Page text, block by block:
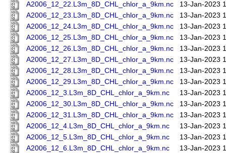
A2006_12_22.L3m_8D_CHL_chlor_a_9km.nc
13-Jan-2023
A2006_12_23.L3m_8D_CHL_chlor_a_9km.nc
13-Jan-2023
A2006_12_24.L3m_8D_CHL_chlor_a_9km.nc
13-Jan-2023
A2006_12_25.L3m_8D_CHL_chlor_a_9km.nc
13-Jan-2023
A2006_12_26.L3m_8D_CHL_chlor_a_9km.nc
13-Jan-2023
A2006_12_27.L3m_8D_CHL_chlor_a_9km.nc
13-Jan-2023
A2006_12_28.L3m_8D_CHL_chlor_a_9km.nc
13-Jan-2023
A2006_12_29.L3m_8D_CHL_chlor_a_9km.nc
13-Jan-2023
A2006_12_3.L3m_8D_CHL_chlor_a_9km.nc
13-Jan-2023
A2006_12_30.L3m_8D_CHL_chlor_a_9km.nc
13-Jan-2023
A2006_12_31.L3m_8D_CHL_chlor_a_9km.nc
13-Jan-2023
A2006_12_4.L3m_8D_CHL_chlor_a_9km.nc
13-Jan-2023
A2006_12_5.L3m_8D_CHL_chlor_a_9km.nc
13-Jan-2023
A2006_12_6.L3m_8D_CHL_chlor_a_9km.nc
13-Jan-2023